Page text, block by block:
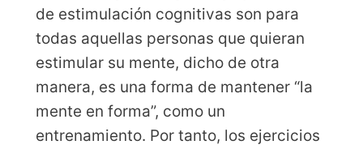
de estimulación cognitivas son para
todas aquellas personas que quieran
estimular su mente, dicho de otra
manera, es una forma de mantener “la
mente en forma”, como un
entrenamiento. Por tanto, los ejercicios